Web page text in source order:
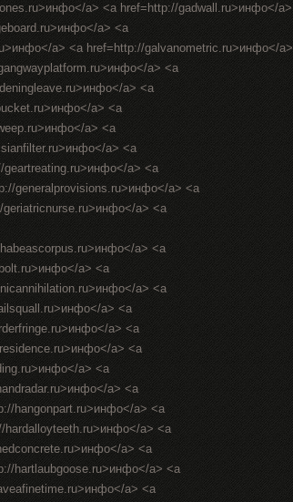
a> <a href=http://gadwall.ru>инфо</a>
a> <a
a> <a href=http://galvanometric.ru>инфо</a>
a> <a
a> <a
a> <a
a> <a
a> <a
a> <a
generalprovisions.ru>инфо</a> <a
a> <a
a> <a
a> <a
a> <a
a> <a
a> <a
a> <a
a> <a
a> <a
hangonpart.ru>инфо</a> <a
hardalloyteeth.ru>инфо</a> <a
a> <a
hartlaubgoose.ru>инфо</a> <a
a> <a